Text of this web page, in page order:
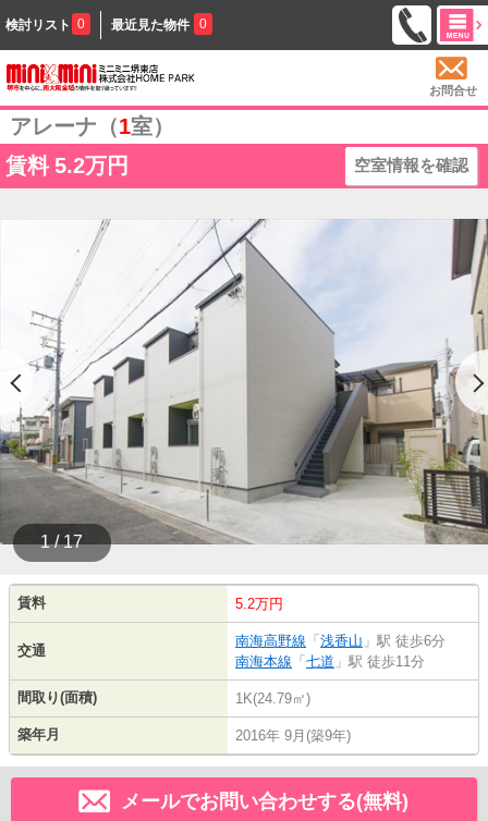
検討リスト 0 最近見た物件 0
お問合せ
アレーナ（1室）
賃料 5.2万円 空室情報を確認
1 / 17
賃料 5.2万円
交通
南海高野線 「 浅香山 」駅 徒歩6分
南海本線 「 七道 」駅 徒歩11分
間取り(面積) 1K(24.79㎡)
築年月 2016年 9月(築9年)
メールでお問い合わせする(無料)